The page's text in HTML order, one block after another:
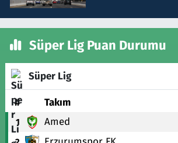
Süper Lig Puan Durumu
Süper Lig
# Takım
1 Amed